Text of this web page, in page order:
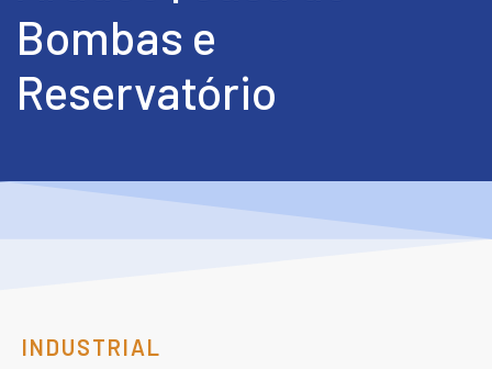
Bombas e
Reservatório
INDUSTRIAL